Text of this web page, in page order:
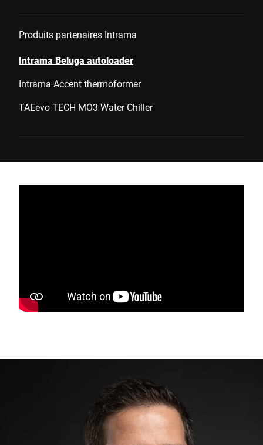
Produits partenaires Intrama
Intrama Beluga autoloader
Intrama Accent thermoformer
TAEevo TECH MO3 Water Chiller